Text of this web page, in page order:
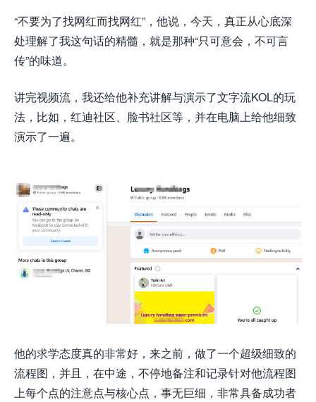
“不要为了找网红而找网红”，他说，今天，真正从心底深
处理解了我这句话的精髓，就是那种“只可意会，不可言
传”的味道。
讲完视频流，我还给他补充讲解与演示了文字流KOL的玩
法，比如，红迪社区、脸书社区等，并在电脑上给他细致
演示了一遍。
他的求学态度真的非常好，来之前，做了一个超级细致的
流程图，并且，在中途，不停地备注和记录针对他流程图
上每个点的注意点与核心点，事无巨细，非常具备成功者